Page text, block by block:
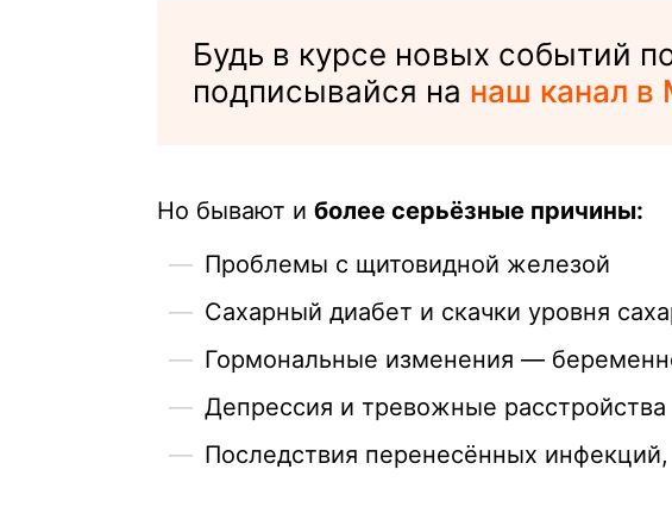
Будь в курсе новых событий
подписывайся на наш канал в
Но бывают и более серьёзные причины:
Проблемы с щитовидной железой
Сахарный диабет и скачки уровня
Гормональные изменения —
Депрессия и тревожные расстройства
Последствия перенесённых